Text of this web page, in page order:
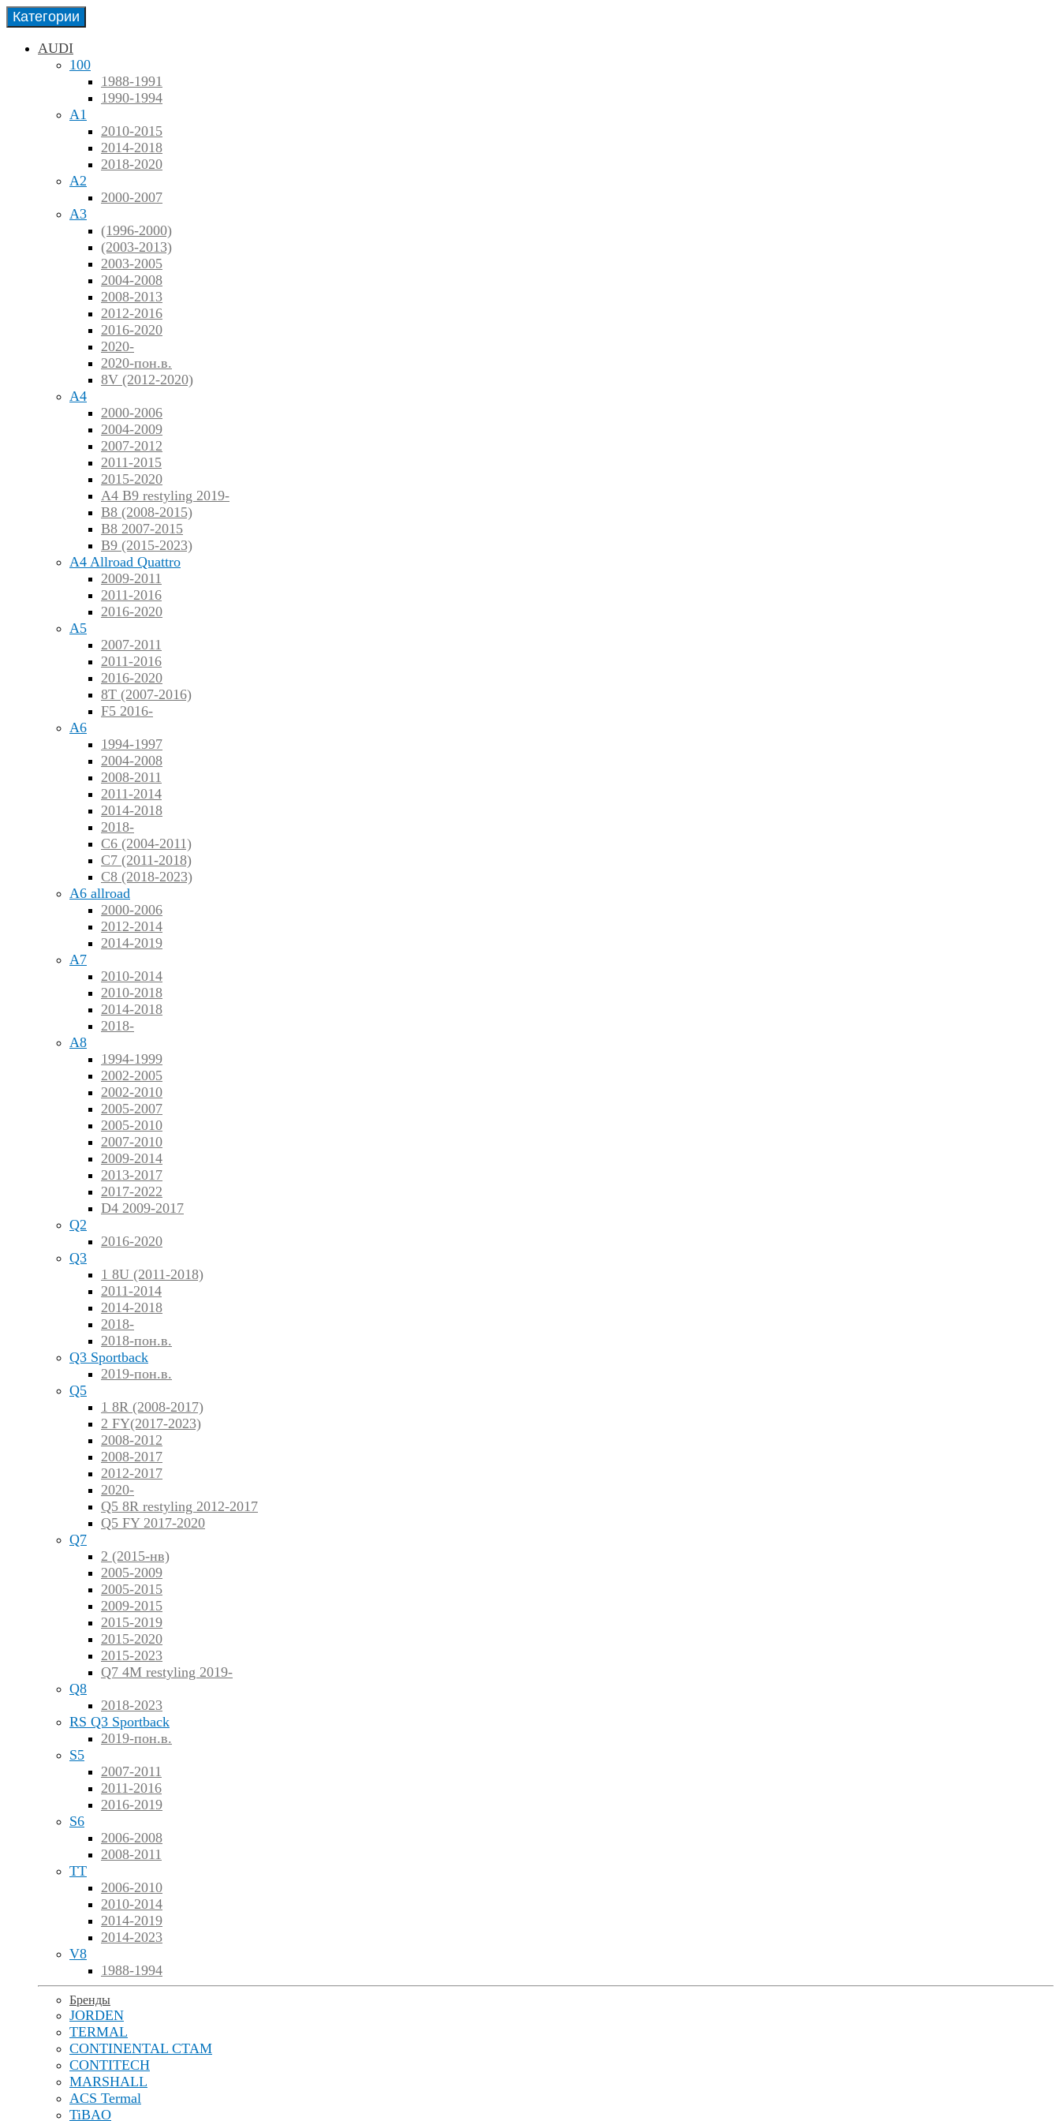
Категории
AUDI
100
1988-1991
1990-1994
A1
2010-2015
2014-2018
2018-2020
A2
2000-2007
A3
(1996-2000)
(2003-2013)
2003-2005
2004-2008
2008-2013
2012-2016
2016-2020
2020-
2020-пон.в.
8V (2012-2020)
A4
2000-2006
2004-2009
2007-2012
2011-2015
2015-2020
A4 B9 restyling 2019-
B8 (2008-2015)
B8 2007-2015
B9 (2015-2023)
A4 Allroad Quattro
2009-2011
2011-2016
2016-2020
A5
2007-2011
2011-2016
2016-2020
8T (2007-2016)
F5 2016-
A6
1994-1997
2004-2008
2008-2011
2011-2014
2014-2018
2018-
C6 (2004-2011)
C7 (2011-2018)
C8 (2018-2023)
A6 allroad
2000-2006
2012-2014
2014-2019
A7
2010-2014
2010-2018
2014-2018
2018-
A8
1994-1999
2002-2005
2002-2010
2005-2007
2005-2010
2007-2010
2009-2014
2013-2017
2017-2022
D4 2009-2017
Q2
2016-2020
Q3
1 8U (2011-2018)
2011-2014
2014-2018
2018-
2018-пон.в.
Q3 Sportback
2019-пон.в.
Q5
1 8R (2008-2017)
2 FY(2017-2023)
2008-2012
2008-2017
2012-2017
2020-
Q5 8R restyling 2012-2017
Q5 FY 2017-2020
Q7
2 (2015-нв)
2005-2009
2005-2015
2009-2015
2015-2019
2015-2020
2015-2023
Q7 4M restyling 2019-
Q8
2018-2023
RS Q3 Sportback
2019-пон.в.
S5
2007-2011
2011-2016
2016-2019
S6
2006-2008
2008-2011
TT
2006-2010
2010-2014
2014-2019
2014-2023
V8
1988-1994
Бренды
JORDEN
TERMAL
CONTINENTAL CTAM
CONTITECH
MARSHALL
ACS Termal
TiBAO